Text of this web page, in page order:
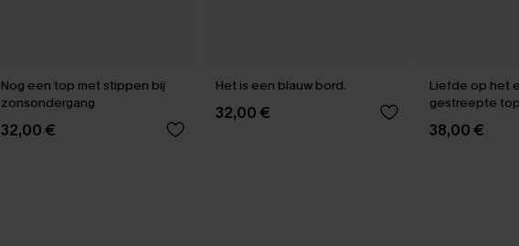
Nog een top met stippen bij
zonsondergang
32,00 €
Het is een blauw bord.
32,00 €
Liefde op het
gestreepte
38,00 €